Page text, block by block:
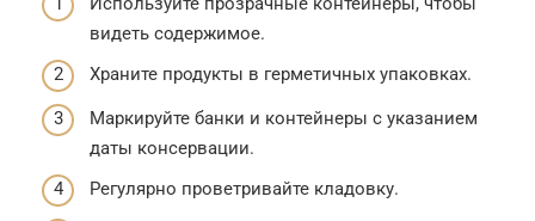
видеть содержимое.
Храните продукты в герметичных упаковках.
Маркируйте банки и контейнеры с указанием
даты консервации.
Регулярно проветривайте кладовку.